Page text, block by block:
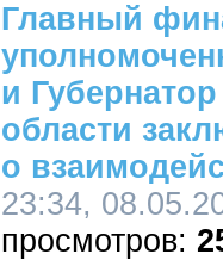
Главный
и
области
о
23:34,